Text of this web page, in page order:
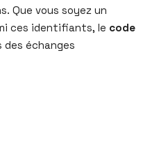
Que vous soyez un
ces identifiants, le code
échanges